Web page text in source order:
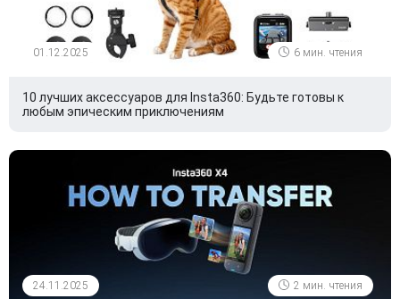
01.12.2025 6 мин. чтения
10 лучших аксессуаров для Insta360: Будьте готовы к
любым эпическим приключениям
24.11.2025 2 мин. чтения